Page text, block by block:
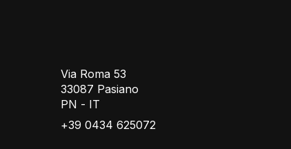
Via Roma 53
33087 Pasiano
PN - IT
+39 0434 625072